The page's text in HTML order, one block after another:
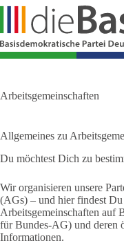
Zum
springen
Arbeitsgemeinschaften
Allgemeines zu
Du möchtest Dich zu
Wir organisieren unsere
(AGs) – und hier findest
Arbeitsgemeinschaften auf
für Bundes-AG) und deren
Informationen.